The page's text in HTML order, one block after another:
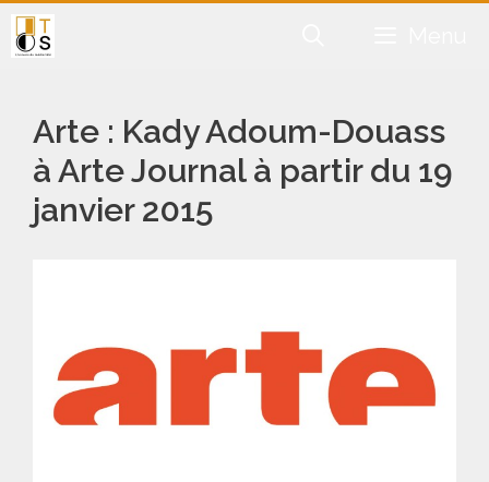
Aller
au
Arte : Kady Adoum-Douass
à Arte Journal à partir du 19
janvier 2015